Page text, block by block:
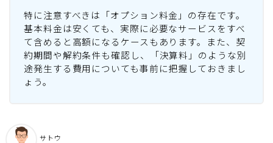
特に注意すべきは「オプション料金」の存在です。
基本料金は安くても、実際に必要なサービスをすべ
て含めると高額になるケースもあります。また、契
約期間や解約条件も確認し、「決算料」のような別
途発生する費用についても事前に把握しておきまし
ょう。
サトウ